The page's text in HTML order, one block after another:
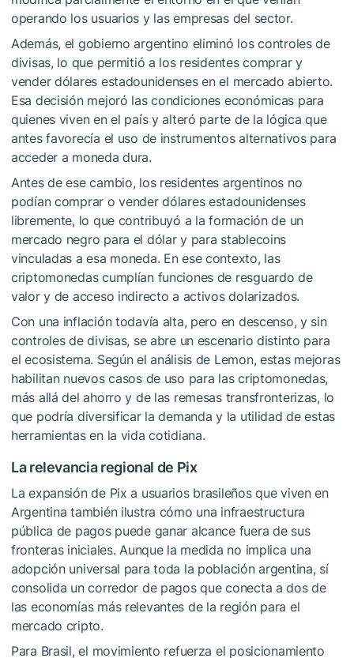
operando los usuarios y las empresas del sector.
Además, el gobierno argentino eliminó los controles de
divisas, lo que permitió a los residentes comprar y
vender dólares estadounidenses en el mercado abierto.
Esa decisión mejoró las condiciones económicas para
quienes viven en el país y alteró parte de la lógica que
antes favorecía el uso de instrumentos alternativos para
acceder a moneda dura.
Antes de ese cambio, los residentes argentinos no
podían comprar o vender dólares estadounidenses
libremente, lo que contribuyó a la formación de un
mercado negro para el dólar y para stablecoins
vinculadas a esa moneda. En ese contexto, las
criptomonedas cumplían funciones de resguardo de
valor y de acceso indirecto a activos dolarizados.
Con una inflación todavía alta, pero en descenso, y sin
controles de divisas, se abre un escenario distinto para
el ecosistema. Según el análisis de Lemon, estas mejoras
habilitan nuevos casos de uso para las criptomonedas,
más allá del ahorro y de las remesas transfronterizas, lo
que podría diversificar la demanda y la utilidad de estas
herramientas en la vida cotidiana.
La relevancia regional de Pix
La expansión de Pix a usuarios brasileños que viven en
Argentina también ilustra cómo una infraestructura
pública de pagos puede ganar alcance fuera de sus
fronteras iniciales. Aunque la medida no implica una
adopción universal para toda la población argentina, sí
consolida un corredor de pagos que conecta a dos de
las economías más relevantes de la región para el
mercado cripto.
Para Brasil, el movimiento refuerza el posicionamiento